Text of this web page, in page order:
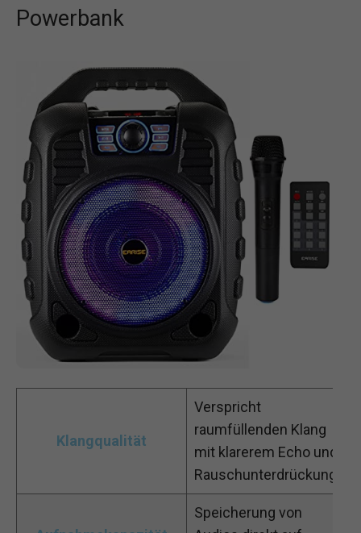
Powerbank
Klangqualität
Verspricht
raumfüllenden Klang
mit klarerem Echo und
Rauschunterdrückung.
Speicherung von